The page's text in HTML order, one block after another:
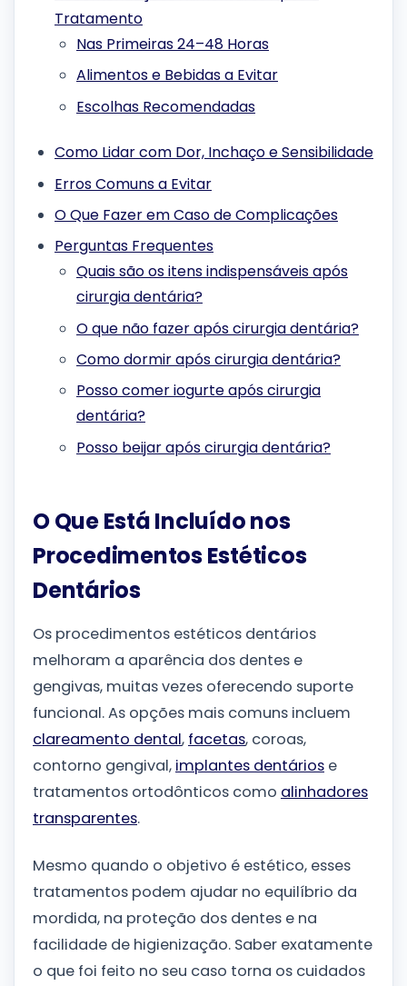
Tratamento
Nas Primeiras 24–48 Horas
Alimentos e Bebidas a Evitar
Escolhas Recomendadas
Como Lidar com Dor, Inchaço e Sensibilidade
Erros Comuns a Evitar
O Que Fazer em Caso de Complicações
Perguntas Frequentes
Quais são os itens indispensáveis após
cirurgia dentária?
O que não fazer após cirurgia dentária?
Como dormir após cirurgia dentária?
Posso comer iogurte após cirurgia
dentária?
Posso beijar após cirurgia dentária?
O Que Está Incluído nos
Procedimentos Estéticos
Dentários
Os procedimentos estéticos dentários
melhoram a aparência dos dentes e
gengivas, muitas vezes oferecendo suporte
funcional. As opções mais comuns incluem
clareamento dental, facetas, coroas,
contorno gengival, implantes dentários e
tratamentos ortodônticos como alinhadores
transparentes.
Mesmo quando o objetivo é estético, esses
tratamentos podem ajudar no equilíbrio da
mordida, na proteção dos dentes e na
facilidade de higienização. Saber exatamente
o que foi feito no seu caso torna os cuidados